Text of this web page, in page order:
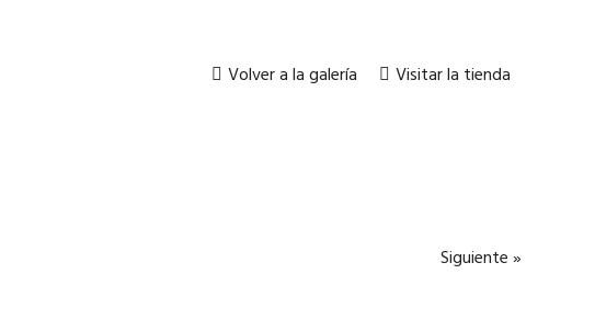
Volver a la galería Visitar la tienda
Siguiente »